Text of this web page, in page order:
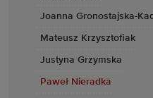
Joanna Gronostajska-
Mateusz Krzysztofiak
Justyna Grzymska
Paweł Nieradka